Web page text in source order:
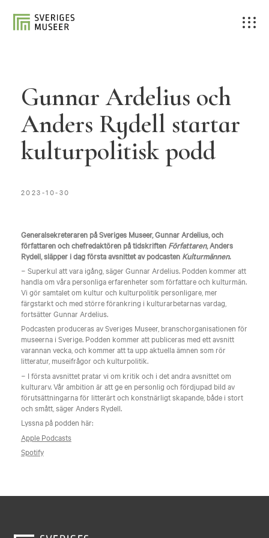
Gunnar Ardelius och
Anders Rydell startar
kulturpolitisk podd
2023-10-30
Generalsekreteraren på Sveriges Museer, Gunnar Ardelius, och
författaren och chefredaktören på tidskriften Författaren, Anders
Rydell, släpper i dag första avsnittet av podcasten Kulturmännen.
− Superkul att vara igång, säger Gunnar Ardelius. Podden kommer att
handla om våra personliga erfarenheter som författare och kulturmän.
Vi gör samtalet om kultur och kulturpolitik personligare, mer
färgstarkt och med större förankring i kulturarbetarnas vardag,
fortsätter Gunnar Ardelius.
Podcasten produceras av Sveriges Museer, branschorganisationen för
museerna i Sverige. Podden kommer att publiceras med ett avsnitt
varannan vecka, och kommer att ta upp aktuella ämnen som rör
litteratur, museifrågor och kulturpolitik.
­− I första avsnittet pratar vi om kritik och i det andra avsnittet om
kulturarv. Vår ambition är att ge en personlig och fördjupad bild av
förutsättningarna för litterärt och konstnärligt skapande, både i stort
och smått, säger Anders Rydell.
Lyssna på podden här:
Apple Podcasts
Spotify